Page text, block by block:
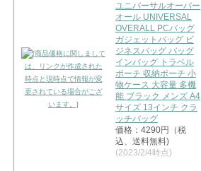
ユニバーサルオーバー
オール UNIVERSAL
OVERALL PCバッグ
ガジェットバッグ ビ
ジネスバッグ バッグ
インバッグ トラベル
ポーチ 収納ポーチ 小
物ケース 大容量 多機
能 ブラック メンズ A4
サイズ 13インチ クラ
ッチバッグ
価格：4290円（税
込、送料無料)
(2023/2/4時点)